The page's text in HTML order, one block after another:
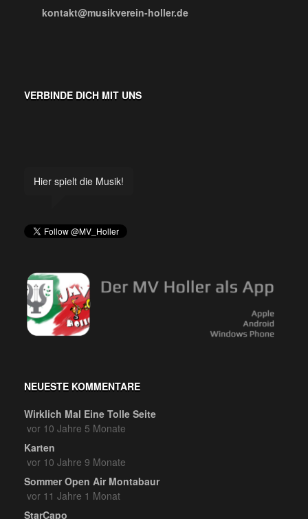
kontakt@musikverein-holler.de
VERBINDE DICH MIT UNS
Hier spielt die Musik!
NEUESTE KOMMENTARE
Wirklich Mal Eine Tolle Seite
vor 10 Jahre 5 Monate
Karten
vor 10 Jahre 9 Monate
Sommer Open Air Montabaur
vor 11 Jahre 1 Monat
StarCapo